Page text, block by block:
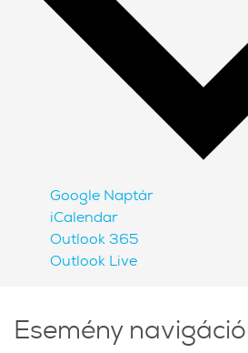
Google Naptár
iCalendar
Outlook 365
Outlook Live
Esemény navigáció